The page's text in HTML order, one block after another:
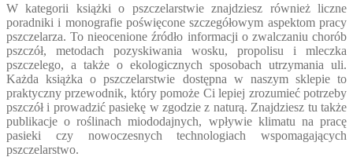
W kategorii książki o pszczelarstwie znajdziesz również liczne
poradniki i monografie poświęcone szczegółowym aspektom pracy
pszczelarza. To nieocenione źródło informacji o zwalczaniu chorób
pszczół, metodach pozyskiwania wosku, propolisu i mleczka
pszczelego, a także o ekologicznych sposobach utrzymania uli.
Każda książka o pszczelarstwie dostępna w naszym sklepie to
praktyczny przewodnik, który pomoże Ci lepiej zrozumieć potrzeby
pszczół i prowadzić pasiekę w zgodzie z naturą. Znajdziesz tu także
publikacje o roślinach miododajnych, wpływie klimatu na pracę
pasieki czy nowoczesnych technologiach wspomagających
pszczelarstwo.